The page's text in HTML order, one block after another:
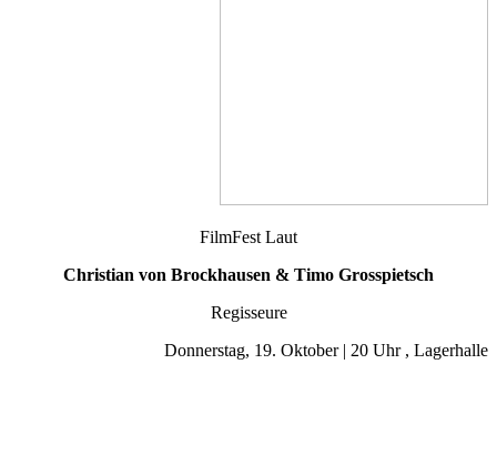
FilmFest Laut
Christian von Brockhausen & Timo Grosspietsch
Regisseure
Donnerstag, 19. Oktober | 20 Uhr , Lagerhalle